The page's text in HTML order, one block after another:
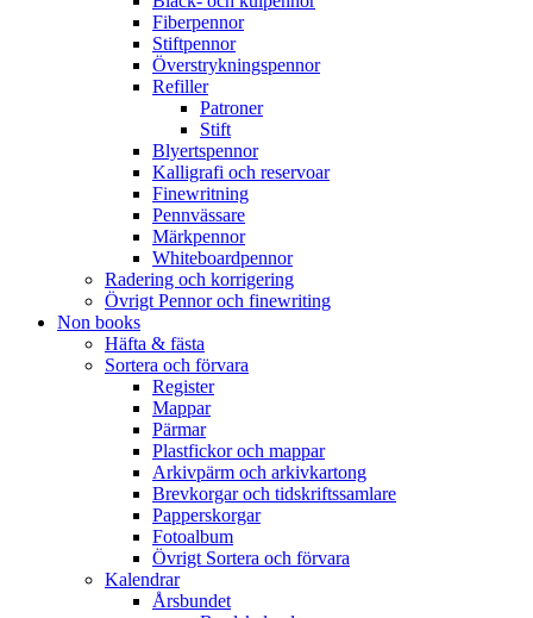
Fiberpennor
Stiftpennor
Överstrykningspennor
Refiller
Patroner
Stift
Blyertspennor
Kalligrafi och reservoar
Finewritning
Pennvässare
Märkpennor
Whiteboardpennor
Radering och korrigering
Övrigt Pennor och finewriting
Non books
Häfta & fästa
Sortera och förvara
Register
Mappar
Pärmar
Plastfickor och mappar
Arkivpärm och arkivkartong
Brevkorgar och tidskriftssamlare
Papperskorgar
Fotoalbum
Övrigt Sortera och förvara
Kalendrar
Årsbundet